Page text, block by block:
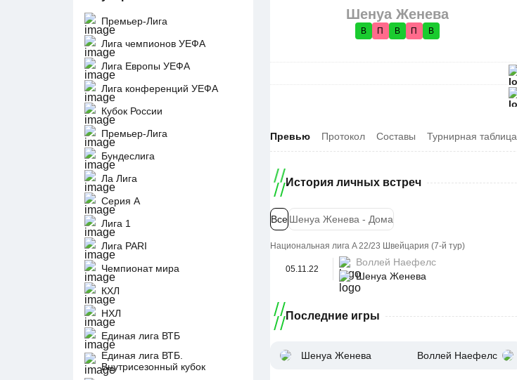
Премьер-Лига
Лига чемпионов УЕФА
Лига Европы УЕФА
Лига конференций УЕФА
Кубок России
Премьер-Лига
Бундеслига
Ла Лига
Серия А
Лига 1
Лига PARI
Чемпионат мира
КХЛ
НХЛ
Единая лига ВТБ
Единая лига ВТБ.
Внутрисезонный кубок
Шенуа Женева
В П В П В
Превью Протокол Составы Турнирная таблица
История личных встреч
ВсеШенуа Женева - Дома
Национальная лига A 22/23 Швейцария (7-й тур)
05.11.22
Воллей Наефелс
Шенуа Женева
Последние игры
Шенуа Женева Воллей Наефелс